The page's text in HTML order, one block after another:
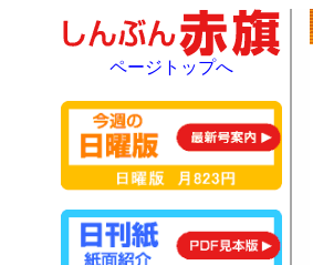
ページトップへ